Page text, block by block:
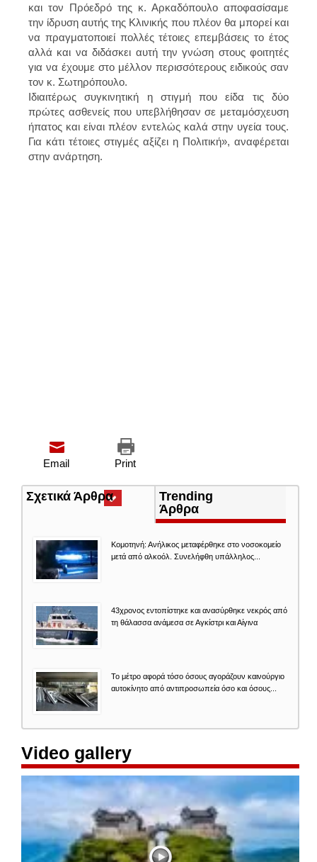
και τον Πρόεδρό της κ. Αρκαδόπουλο αποφασίσαμε
την ίδρυση αυτής της Κλινικής που πλέον θα μπορεί και
να πραγματοποιεί πολλές τέτοιες επεμβάσεις το έτος
αλλά και να διδάσκει αυτή την γνώση στους φοιτητές
για να έχουμε στο μέλλον περισσότερους ειδικούς σαν
τον κ. Σωτηρόπουλο.
Ιδιαιτέρως συγκινητική η στιγμή που είδα τις δύο
πρώτες ασθενείς που υπεβλήθησαν σε μεταμόσχευση
ήπατος και είναι πλέον εντελώς καλά στην υγεία τους.
Για κάτι τέτοιες στιγμές αξίζει η Πολιτική», αναφέρεται
στην ανάρτηση.
Print
Email
Σχετικά Άρθρα(ενεργή
καρτέλα)
Trending
Άρθρα
Κομοτηνή: Ανήλικος μεταφέρθηκε στο νοσοκομείο
μετά από αλκοόλ. Συνελήφθη υπάλληλος...
43χρονος εντοπίστηκε και ανασύρθηκε νεκρός από
τη θάλασσα ανάμεσα σε Αγκίστρι και Αίγινα
Το μέτρο αφορά τόσο όσους αγοράζουν καινούργιο
αυτοκίνητο από αντιπροσωπεία όσο και όσους...
Video gallery